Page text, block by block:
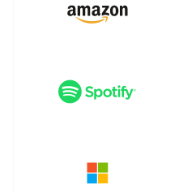
オンライン本人確認
Stripe Sessions 2026